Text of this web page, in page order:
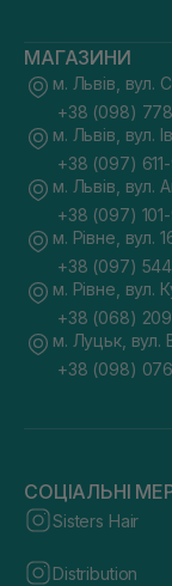
МАГАЗИНИ
м. Львів, вул.
+38 (098)
м. Львів, вул.
+38 (097)
м. Львів, вул.
+38 (097)
м. Рівне, вул.
+38 (097)
м. Рівне, вул.
+38 (068)
м. Луцьк, вул.
+38 (098)
СОЦІАЛЬНІ
Sisters Hair
Distribution